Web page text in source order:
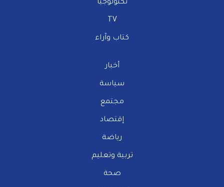
تكنولوجيا
TV
كتاب وآراء
أخبار
سياسة
مجتمع
إقتصاد
رياضة
تربية وتعليم
صحة